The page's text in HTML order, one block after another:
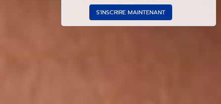
S'INSCRIRE MAINTENANT